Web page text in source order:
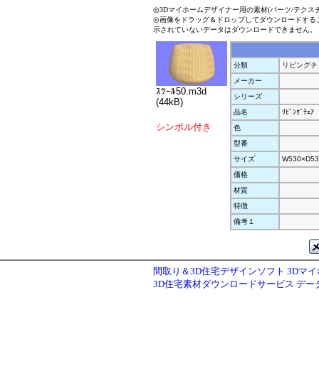
◎3Dマイホームデザイナー用の素材(パーツ/テクス
◎画像をドラッグ＆ドロップしてダウンロードす
示されていないデータはダウンロードできません。
ｽﾂｰﾙ50.m3d
(44kB)
シンボル付き
分類
リビング
メーカー
シリーズ
品名
ﾘﾋﾞﾝｸﾞﾁｪｱ
色
型番
サイズ
価格
材質
特徴
備考１
間取り＆3D住宅デザインソフト 3Dマ
3D住宅素材ダウンロードサービス デー